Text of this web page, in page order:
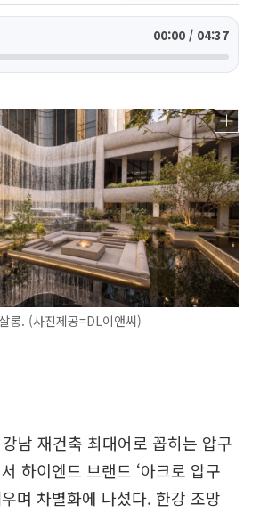
00:00 / 04:37
롱. (사진제공=DL이앤씨)
남 재건축 최대어로 꼽히는 압구
하이엔드 브랜드 ‘아크로 압구
며 차별화에 나섰다. 한강 조망